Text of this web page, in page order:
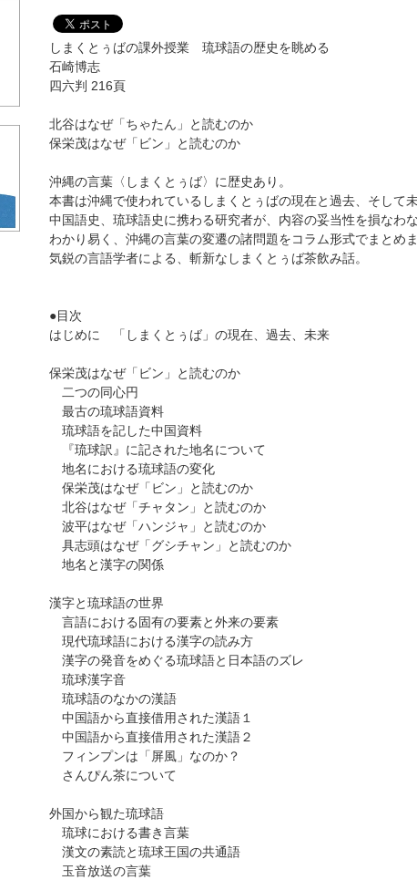
しまくとぅばの課外授業 琉球語の歴史を眺める
石崎博志
四六判 216頁
北谷はなぜ「ちゃたん」と読むのか
保栄茂はなぜ「ビン」と読むのか
沖縄の言葉〈しまくとぅば〉に歴史あり。
本書は沖縄で使われているしまくとぅばの現在と過去、そして
中国語史、琉球語史に携わる研究者が、内容の妥当性を損なわ
わかり易く、沖縄の言葉の変遷の諸問題をコラム形式でまとめ
気鋭の言語学者による、斬新なしまくとぅば茶飲み話。
●目次
はじめに 「しまくとぅば」の現在、過去、未来
保栄茂はなぜ「ビン」と読むのか
二つの同心円
最古の琉球語資料
琉球語を記した中国資料
『琉球訳』に記された地名について
地名における琉球語の変化
保栄茂はなぜ「ビン」と読むのか
北谷はなぜ「チャタン」と読むのか
波平はなぜ「ハンジャ」と読むのか
具志頭はなぜ「グシチャン」と読むのか
地名と漢字の関係
漢字と琉球語の世界
言語における固有の要素と外来の要素
現代琉球語における漢字の読み方
漢字の発音をめぐる琉球語と日本語のズレ
琉球漢字音
琉球語のなかの漢語
中国語から直接借用された漢語１
中国語から直接借用された漢語２
フィンプンは「屏風」なのか？
さんぴん茶について
外国から観た琉球語
琉球における書き言葉
漢文の素読と琉球王国の共通語
玉音放送の言葉